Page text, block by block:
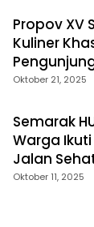
Propov XV
Kuliner
Oktober 21, 2025
Semarak
Warga
Jalan
Oktober 11, 2025